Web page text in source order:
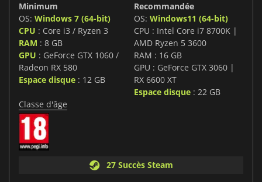
Minimum
OS: Windows 7 (64-bit)
CPU : Core i3 / Ryzen 3
RAM : 8 GB
GPU : GeForce GTX 1060 /
Radeon RX 580
Espace disque : 12 GB
Recommandée
OS: Windows11 (64-bit)
CPU : Intel Core i7 8700K |
AMD Ryzen 5 3600
RAM : 16 GB
GPU : GeForce GTX 3060 |
RX 6600 XT
Espace disque : 22 GB
Classe d'âge
27 Succès Steam